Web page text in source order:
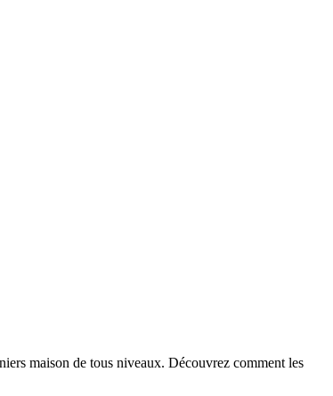
maison de tous niveaux. Découvrez comment les